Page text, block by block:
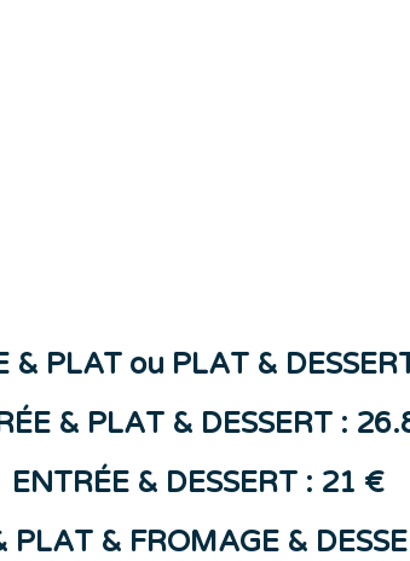
& PLAT ou PLAT &
& PLAT & DESSERT :
ENTRÉE & DESSERT : 21 €
PLAT & FROMAGE &